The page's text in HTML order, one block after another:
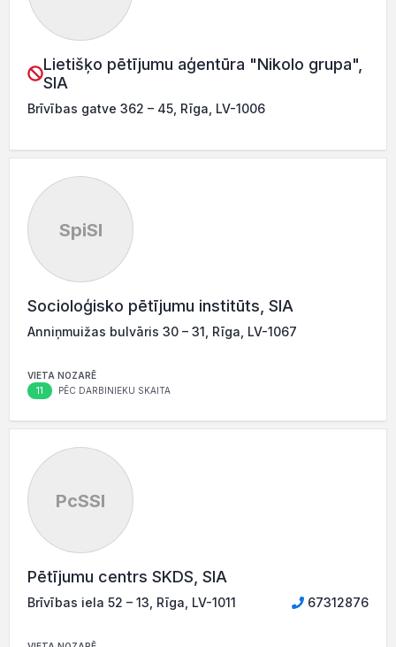
Lietišķo pētījumu aģentūra "Nikolo grupa",
SIA
Brīvības gatve 362 – 45, Rīga, LV-1006
SpiSI
Socioloģisko pētījumu institūts, SIA
Anniņmuižas bulvāris 30 – 31, Rīga, LV-1067
VIETA NOZARĒ
11 PĒC DARBINIEKU SKAITA
PcSSI
Pētījumu centrs SKDS, SIA
Brīvības iela 52 – 13, Rīga, LV-1011 67312876